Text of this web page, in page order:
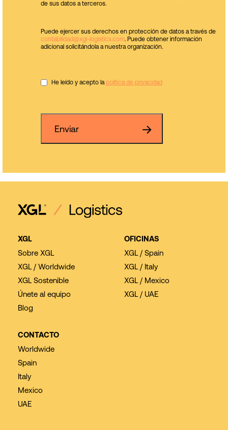
de sus datos a terceros.
Puede ejercer sus derechos en protección de datos a través de
contabilidad@xgl-logistics.com. Puede obtener información
adicional solicitándola a nuestra organización.
He leído y acepto lapolítica de privacidad
Enviar
XGL
Sobre XGL
XGL / Worldwide
XGL Sostenible
Únete al equipo
Blog
OFICINAS
XGL / Spain
XGL / Italy
XGL / Mexico
XGL / UAE
CONTACTO
Worldwide
Spain
Italy
Mexico
UAE